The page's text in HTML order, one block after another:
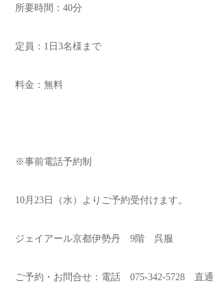
所要時間：40分
定員：1日3名様まで
料金：無料
※事前電話予約制
10月23日（水）よりご予約受付けます。
ジェイアール京都伊勢丹 9階 呉服
ご予約・お問合せ：電話 075-342-5728 直通